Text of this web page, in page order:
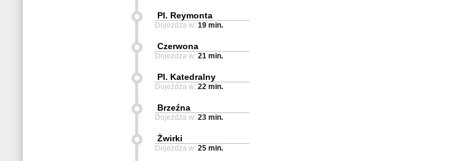
Pl. Reymonta
Dojeżdża w: 19 min.
Czerwona
Dojeżdża w: 21 min.
Pl. Katedralny
Dojeżdża w: 22 min.
Brzeźna
Dojeżdża w: 23 min.
Żwirki
Dojeżdża w: 25 min.